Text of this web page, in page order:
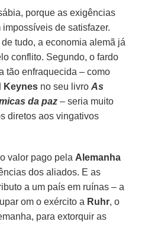
porque as exigências
impossíveis de satisfazer.
tudo, a economia alemã já
conflito. Segundo, o fardo
tão enfraquecida – como
Keynes no seu livroAs
da paz – seria muito
diretos aos vingativos
valor pago pela Alemanha
dos aliados. E as
a um país em ruínas – a
om o exército a Ruhr, o
para extorquir as